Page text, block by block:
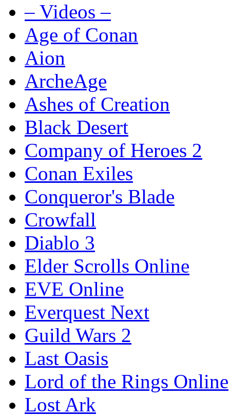
– Videos –
Age of Conan
Aion
ArcheAge
Ashes of Creation
Black Desert
Company of Heroes 2
Conan Exiles
Conqueror's Blade
Crowfall
Diablo 3
Elder Scrolls Online
EVE Online
Everquest Next
Guild Wars 2
Last Oasis
Lord of the Rings Online
Lost Ark